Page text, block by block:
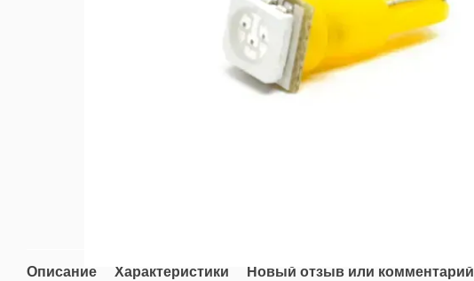
Описание Характеристики Новый отзыв или комментарий